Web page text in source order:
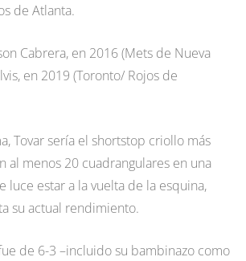
de Atlanta.
Cabrera, en 2016 (Mets de Nueva
en 2019 (Toronto/ Rojos de
Tovar sería el shortstop criollo más
al menos 20 cuadrangulares en una
luce estar a la vuelta de la esquina,
su actual rendimiento.
de 6-3 –incluido su bambinazo como